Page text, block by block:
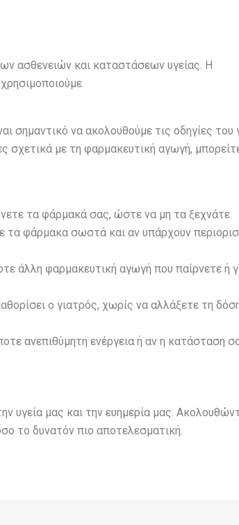
ασθενειών και καταστάσεων υγείας. Η
σημαντικό να ακολουθούμε τις οδηγίες του
σχετικά με τη φαρμακευτική αγωγή,
τα φάρμακά σας, ώστε να μη τα ξεχνάτε.
τα φάρμακα σωστά και αν υπάρχουν
άλλη φαρμακευτική αγωγή που παίρνετε ή
ο γιατρός, χωρίς να αλλάξετε τη
ανεπιθύμητη ενέργεια ή αν η κατάσταση
υγεία μας και την ευημερία μας.
το δυνατόν πιο αποτελεσματική.